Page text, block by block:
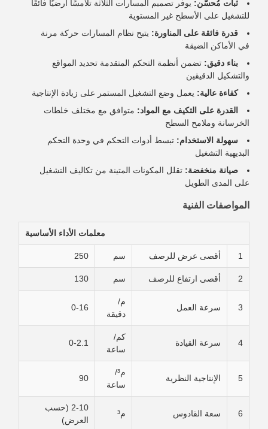
ثبات مُحسّن: يوفر تصميم المسارات الثلاثة تلامسًا أرضيًا فائقًا
للتشغيل على الأسطح غير المستوية
قدرة فائقة على المناورة: يتيح نظام المسارات حركة مرنة
في الأماكن الضيقة
بناء دقيق: تضمن أنظمة التحكم المتقدمة تحديد المواقع
والتشكيل الدقيقين
كفاءة عالية: يعمل وضع التشغيل المستمر على زيادة الإنتاجية
القدرة على التكيف مع المواد: متوافق مع مختلف خلطات
الخرسانة وملامح السطح
سهولة الاستخدام: تبسط أدوات التحكم في وحدة التحكم
البديهية التشغيل
صيانة منخفضة: تقلل المكونات المتينة من تكاليف التشغيل
على المدى الطويل
المواصفات الفنية
معلمات الأداء الأساسية
1 أقصى عرض للرصف سم 250
2 أقصى ارتفاع للرصف سم 130
3 سرعة العمل
م/
دقيقة
0-16
4 سرعة القيادة
كم/
ساعة
0-2.1
5 الإنتاجية النظرية
م³/
ساعة
90
6 سعة القادوس م³
2-10 (حسب
العرض)